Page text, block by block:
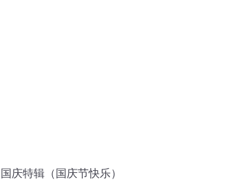
国庆特辑（国庆节快乐）